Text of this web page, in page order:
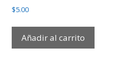
$5.00
Añadir al carrito